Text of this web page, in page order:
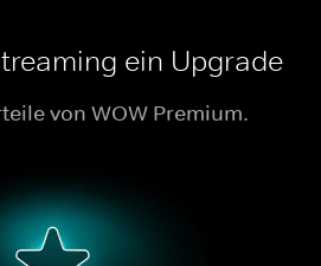
ein Upgrade
von WOW Premium.